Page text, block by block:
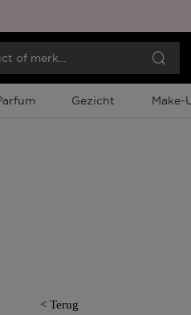
Gezicht Make-
< Terug